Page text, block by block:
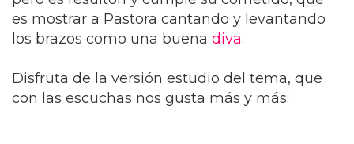
es mostrar a Pastora cantando y levantando
los brazos como una buena diva.
Disfruta de la versión estudio del tema, que
con las escuchas nos gusta más y más: